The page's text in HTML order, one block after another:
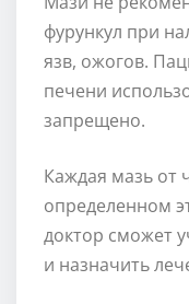
фурункул при
язв, ожогов.
печени
запрещено.
Каждая мазь от
определенном
доктор сможет
и назначить